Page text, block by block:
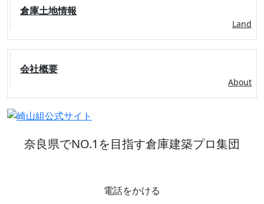
倉庫土地情報
Land
会社概要
About
奈良県でNO.1を目指す倉庫建築プロ集団
電話をかける